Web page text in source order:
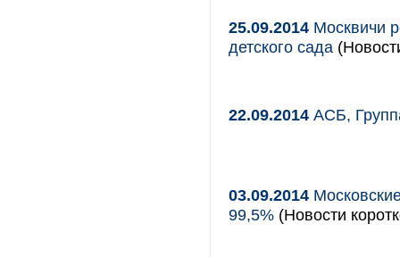
25.09.2014 Москвичи
детского сада
22.09.2014 АСБ,
03.09.2014
99,5% (Новости